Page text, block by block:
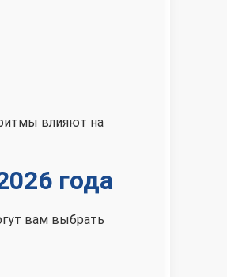
влияют на
года
вам выбрать